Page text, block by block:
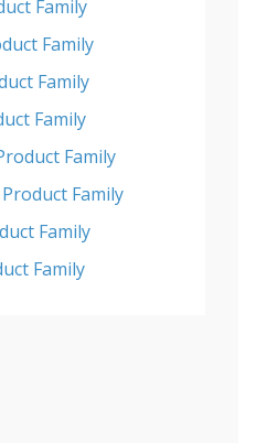
Family
Family
Family
Family
Family
Family
Family
Family